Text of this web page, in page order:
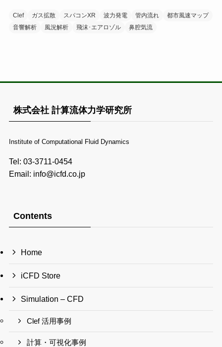
Clef ガス拡散 スパコンXR 波力発電 管内流れ
都市風速マップ
音響解析
風況解析 飛沫･エアロゾル 鼻腔気流
株式会社 計算流体力学研究所
Institute of Computational Fluid Dynamics
Tel: 03-3711-0454
Email: info@icfd.co.jp
Contents
Home
iCFD Store
Simulation – CFD
Clef 活用事例
計算・可視化事例